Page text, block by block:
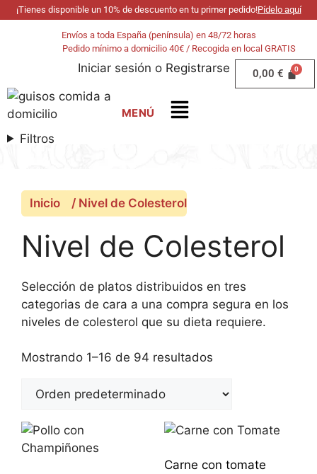
¡Tienes disponible un 10% de descuento en tu primer pedido!Pídelo aquí
Envíos a toda España (península) en 48/72 horas
Pedido mínimo a domicilio 40€ / Recogida en local GRATIS
Iniciar sesión o Registrarse 0,00 €
Filtros
Inicio / Nivel de Colesterol
Nivel de Colesterol
Selección de platos distribuidos en tres
categorias de cara a una compra segura en los
niveles de colesterol que su dieta requiere.
Mostrando 1–16 de 94 resultados
Carne con tomate